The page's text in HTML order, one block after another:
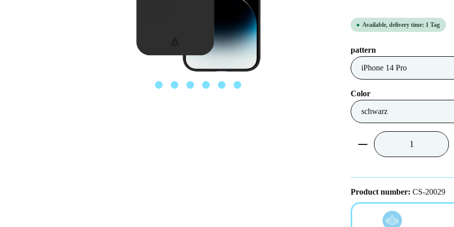
Available, delivery time: 1 Tag
Select
pattern
Select
Color
Product Quantity:
Product number: CS-20029